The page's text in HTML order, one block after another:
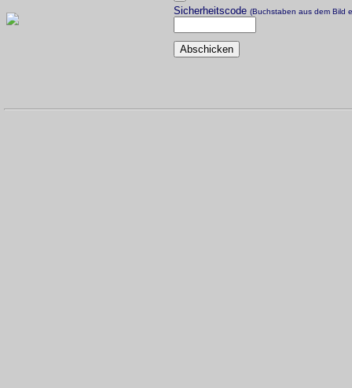
Sicherheitscode (Buchstaben aus dem Bild